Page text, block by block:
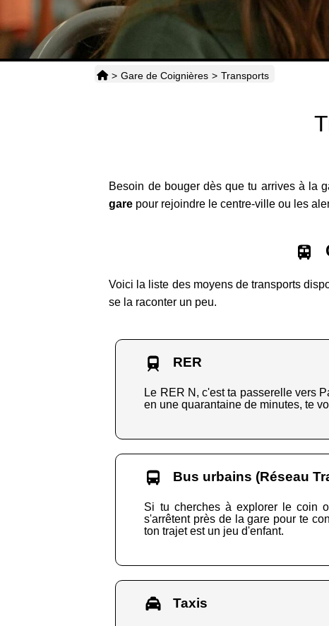
> Gare de Coignières > Transports
Besoin de bouger dès que tu arrives à la
gare pour rejoindre le centre-ville ou les
Voici la liste des moyens de transports
se la raconter un peu.
RER
Le RER N, c'est ta passerelle vers
en une quarantaine de minutes, te
Bus urbains (Réseau
Si tu cherches à explorer le coin
s'arrêtent près de la gare pour te
ton trajet est un jeu d'enfant.
Taxis